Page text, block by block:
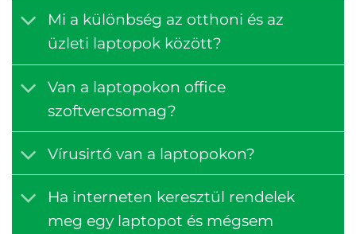
Mi a különbség az otthoni és az
üzleti laptopok között?
Van a laptopokon office
szoftvercsomag?
Vírusirtó van a laptopokon?
Ha interneten keresztül rendelek
meg egy laptopot és mégsem